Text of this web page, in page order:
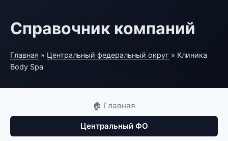
Справочник компаний
Главная » Центральный федеральный округ » Клиника
Body Spa
🏠 Главная
Центральный ФО